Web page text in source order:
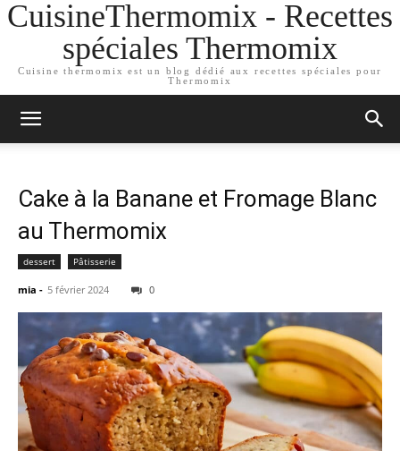
CuisineThermomix - Recettes
spéciales Thermomix
Cuisine thermomix est un blog dédié aux recettes spéciales pour
Thermomix
Cake à la Banane et Fromage Blanc
au Thermomix
dessert Pâtisserie
mia - 5 février 2024 0